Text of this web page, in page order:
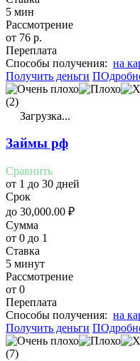
5 мин
Рассмотрение
от 76 р.
Переплата
Cпособы получения: на
Получить деньги
(2)
Загрузка...
Займы рф
Сравнить
от 1 до 30 дней
Срок
до 30,000.00 ₽
Сумма
от 0 до 1
Ставка
5 минут
Рассмотрение
от 0
Переплата
Cпособы получения: на
Получить деньги
(7)